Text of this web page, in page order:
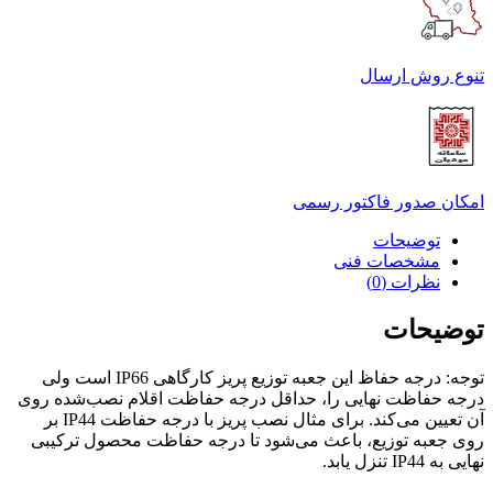
تنوع روش ارسال
امکان صدور فاکتور رسمی
توضیحات
مشخصات فنی
نظرات (0)
توضیحات
توجه: درجه حفاظ این جعبه توزیع پریز کارگاهی IP66 است ولی
درجه حفاظت نهایی را، حداقل درجه‌ حفاظت اقلام نصب‌شده روی
آن تعیین می‌کند. برای مثال نصب پریز با درجه حفاظت IP44 بر
روی جعبه توزیع، باعث می‌شود تا درجه حفاظت محصول ترکیبی
نهایی به IP44 تنزل یابد.